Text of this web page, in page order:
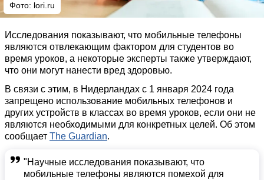
Фото: lori.ru
Исследования показывают, что мобильные телефоны
являются отвлекающим фактором для студентов во
время уроков, а некоторые эксперты также утверждают,
что они могут нанести вред здоровью.
В связи с этим, в Нидерландах с 1 января 2024 года
запрещено использование мобильных телефонов и
других устройств в классах во время уроков, если они не
являются необходимыми для конкретных целей. Об этом
сообщает The Guardian.
"Научные исследования показывают, что
мобильные телефоны являются помехой для